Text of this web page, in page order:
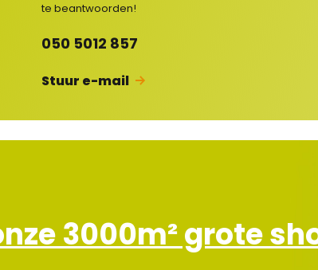
te beantwoorden!
050 5012 857
Stuur e-mail
3000m² grote